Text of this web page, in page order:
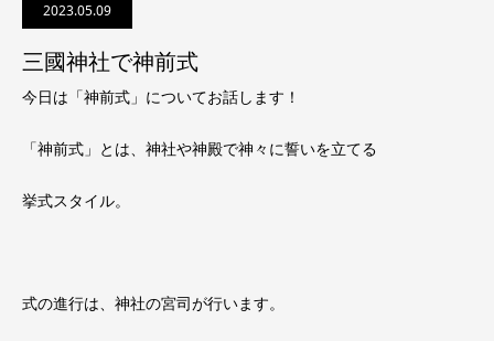
2023.05.09
三國神社で神前式
今日は「神前式」についてお話します！
「神前式」とは、神社や神殿で神々に誓いを立てる
挙式スタイル。
式の進行は、神社の宮司が行います。